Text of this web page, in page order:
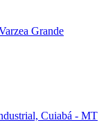
Grande
Cuiabá - MT